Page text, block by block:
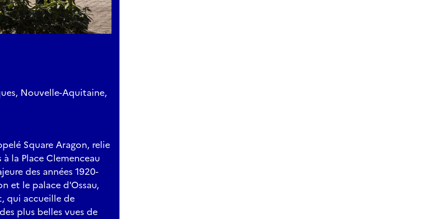
Nouvelle-Aquitaine,
Square Aragon, relie
la Place Clemenceau
des années 1920-
et le palace d'Ossau,
qui accueille de
plus belles vues de